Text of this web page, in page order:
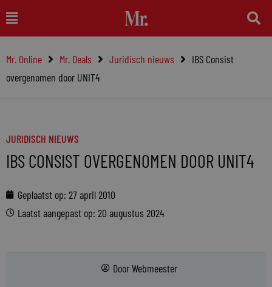
naar
inhoud
Main
Menu
Mr. Online Mr. Deals Juridisch nieuws
IBS Consist
overgenomen door UNIT4
JURIDISCH NIEUWS
IBS CONSIST OVERGENOMEN DOOR UNIT4
Geplaatst op: 27 april 2010
Laatst aangepast op: 20 augustus 2024
DoorWebmeester